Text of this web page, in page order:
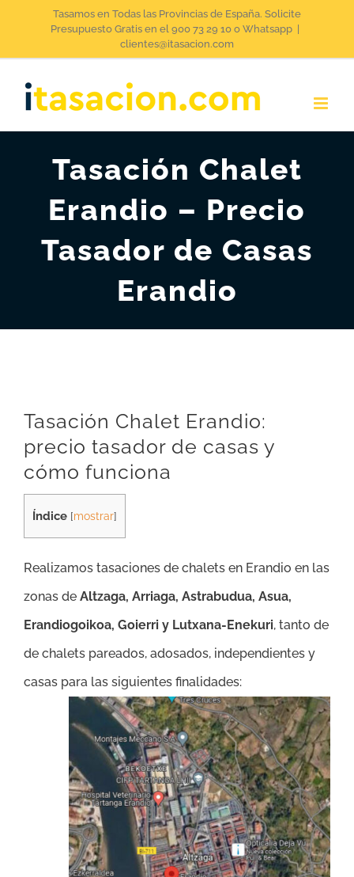
Tasamos en Todas las Provincias de España. Solicite
Presupuesto Gratis en el 900 73 29 10 o Whatsapp
clientes@itasacion.com
Tasación Chalet
Erandio – Precio
Tasador de Casas
Erandio
Tasación Chalet Erandio:
precio tasador de casas y
cómo funciona
Índice [mostrar]
Realizamos tasaciones de chalets en Erandio en las
zonas de Altzaga, Arriaga, Astrabudua, Asua,
Erandiogoikoa, Goierri y Lutxana-Enekuri, tanto de
de chalets pareados, adosados, independientes y
casas para las siguientes finalidades: